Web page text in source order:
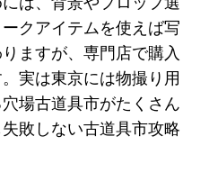
クアイテムを使えば写
ますが、専門店で購入
実は東京には物撮り用
場古道具市がたくさん
敗しない古道具市攻略